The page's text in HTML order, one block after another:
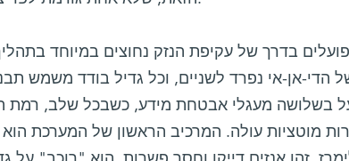
הפועלים בדרך של עקיפת הנזק נחוצים במיוחד
הדי-אן-אי נפרד לשניים, וכל גדיל בודד משמש
בשלושה מעגלי אבטחת מידע, כשבכל שלב, רמת
מוטציות עולה. המרכיב הראשון של המערכת